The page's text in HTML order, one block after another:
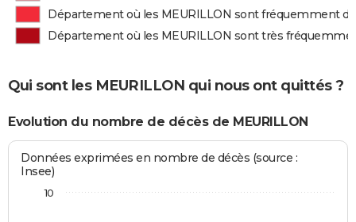
Département où les MEURILLON sont fréquemment
Département où les MEURILLON sont très
Qui sont les MEURILLON qui nous ont quittés ?
Evolution du nombre de décès de MEURILLON
Données exprimées en nombre de décès (source :
Insee)
10